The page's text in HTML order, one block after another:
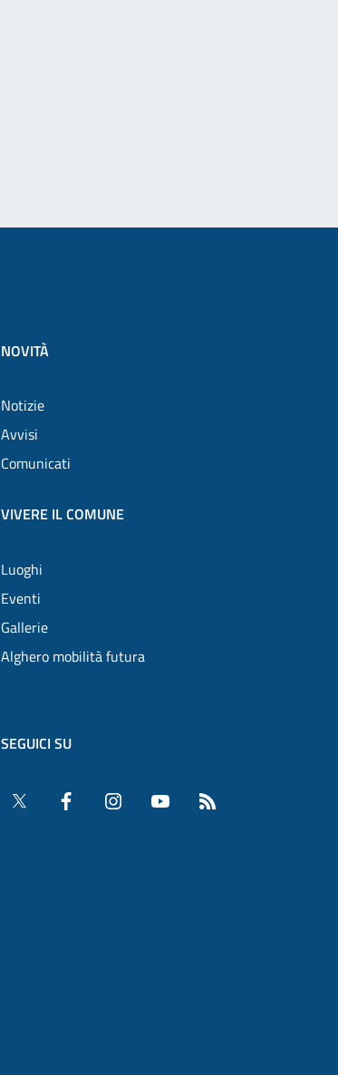
NOVITÀ
Notizie
Avvisi
Comunicati
VIVERE IL COMUNE
Luoghi
Eventi
Gallerie
Alghero mobilità futura
SEGUICI SU
Twitter Facebook InstagramYouTube